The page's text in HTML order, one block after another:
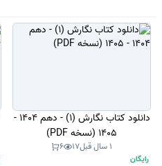
دانلود کتاب نگارش (1) - دهم 1404 -
1405 (نسخه PDF)
1 سال قبل 17
6
رایگان